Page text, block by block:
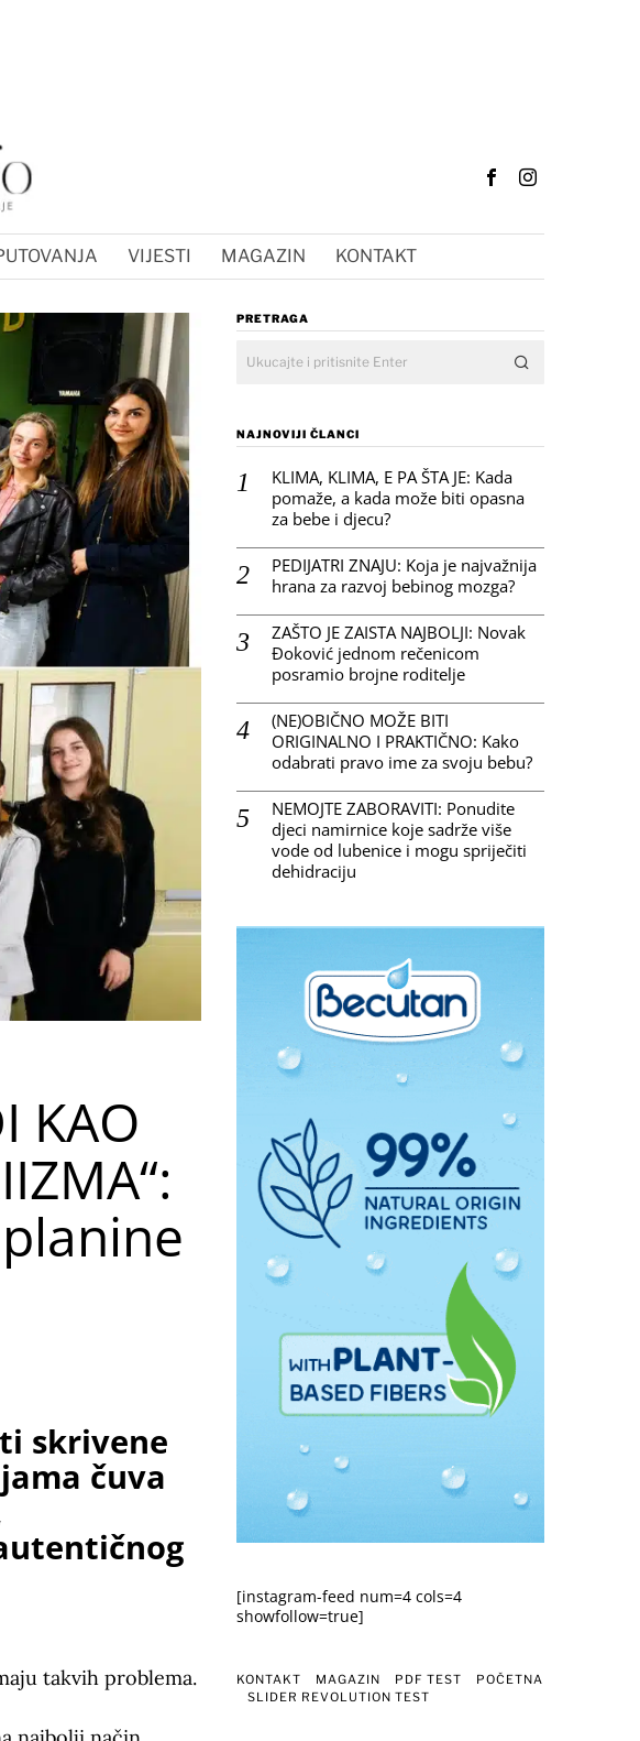
VIJESTI MAGAZIN KONTAKT
KAO
skrivene
čuva
takvih problema.
PRETRAGA
NAJNOVIJI ČLANCI
KLIMA, KLIMA, E PA ŠTA JE: Kada
pomaže, a kada može biti opasna
za bebe i djecu?
PEDIJATRI ZNAJU: Koja je najvažnija
hrana za razvoj bebinog mozga?
ZAŠTO JE ZAISTA NAJBOLJI: Novak
Đoković jednom rečenicom
posramio brojne roditelje
(NE)OBIČNO MOŽE BITI
ORIGINALNO I PRAKTIČNO: Kako
odabrati pravo ime za svoju bebu?
NEMOJTE ZABORAVITI: Ponudite
djeci namirnice koje sadrže više
vode od lubenice i mogu spriječiti
dehidraciju
[instagram-feed num=4 cols=4
showfollow=true]
KONTAKT MAGAZIN PDF TEST
POČETNA
SLIDER REVOLUTION TEST